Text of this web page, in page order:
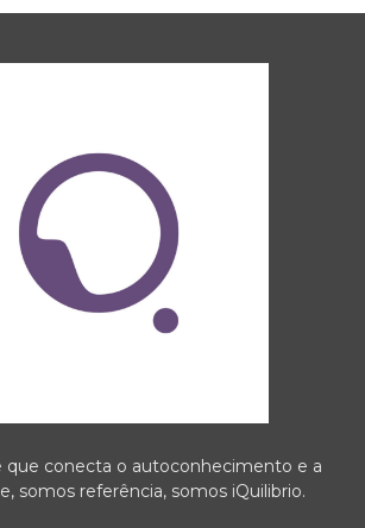
que conecta o autoconhecimento e a
somos referência, somos iQuilibrio.